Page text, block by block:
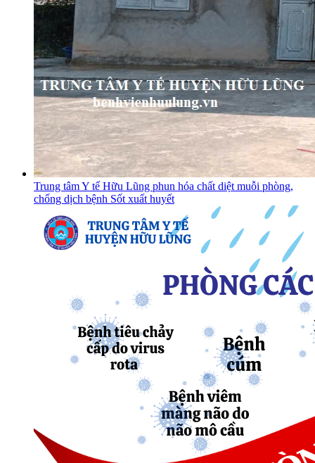
Trung tâm Y tế Hữu Lũng phun hóa chất diệt muỗi phòng,
chống dịch bệnh Sốt xuất huyết